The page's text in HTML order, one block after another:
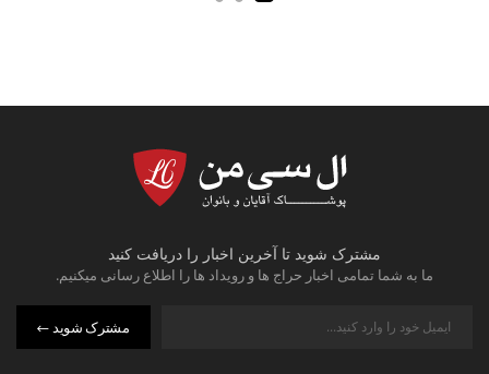
مشترک شوید تا آخرین اخبار را دریافت کنید
ما به شما تمامی اخبار حراج ها و رویداد ها را اطلاع رسانی میکنیم.
مشترک شوید